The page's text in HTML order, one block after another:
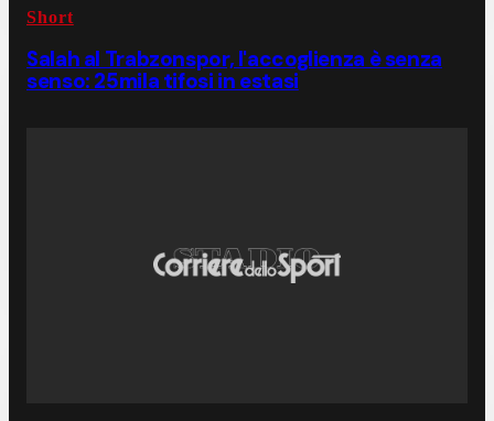
Short
Salah al Trabzonspor, l'accoglienza è senza
senso: 25mila tifosi in estasi